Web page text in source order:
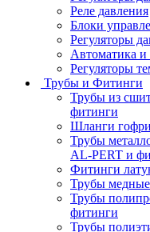
Реле давления
Блоки
Регуляторы
Автоматика
Регуляторы
Трубы и Фитинги
Трубы из
фитинги
Шланги
Трубы
AL-PERT и
Фитинги
Трубы
Трубы
фитинги
Трубы